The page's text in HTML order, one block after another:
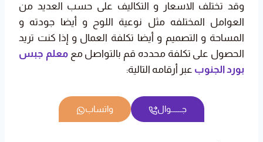
وقد تختلف الاسعار و التكاليف على حسب العديد من
العوامل المختلفه مثل نوعية اللوح و أيضا جودته و
المساحة و التصميم و أيضا تكلفة العمال و إذا كنت تريد
الحصول على تكلفة محدده قم بالتواصل معمعلم جبس
بورد الجنوب عبر أرقامه التالية:
جــــــوال واتساب